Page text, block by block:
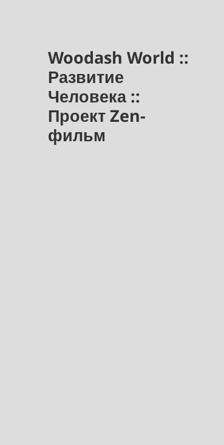
Woodash World ::
Развитие
Человека ::
Проект Zen-
фильм